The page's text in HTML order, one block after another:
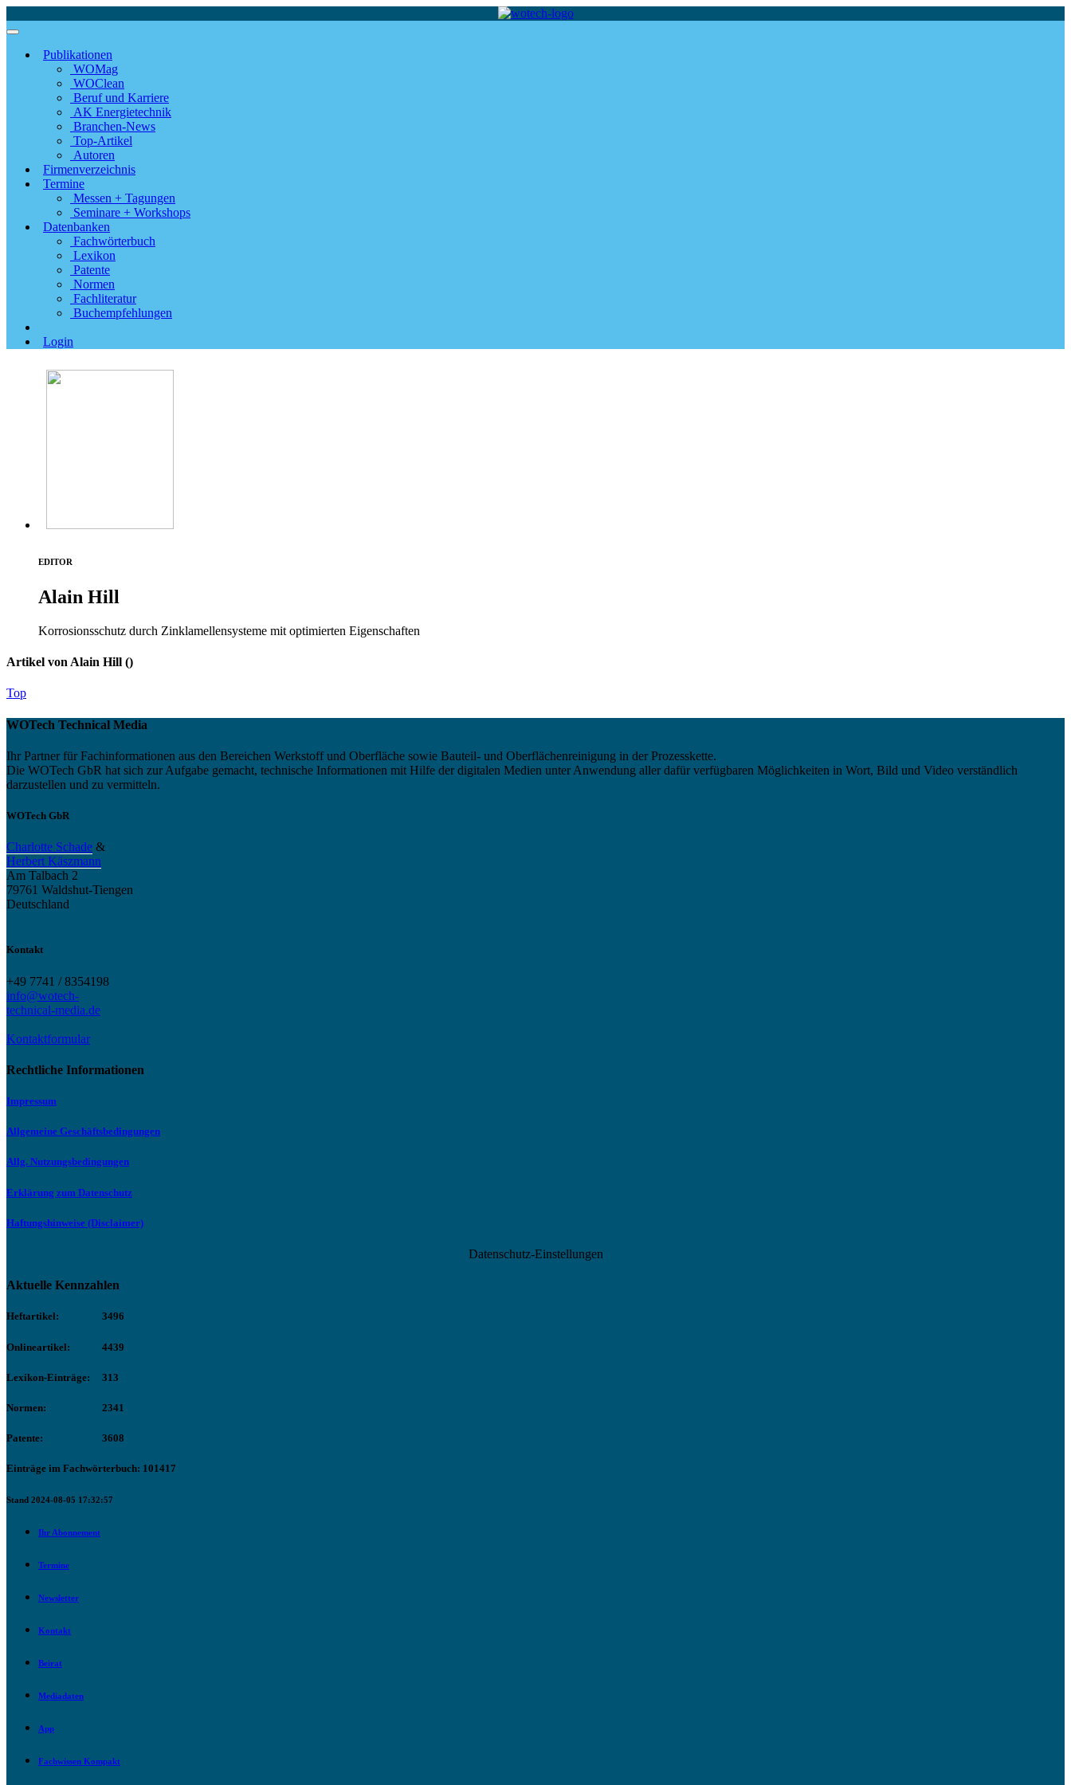
Publikationen
WOMag
WOClean
Beruf und Karriere
AK Energietechnik
Branchen-News
Top-Artikel
Autoren
Firmenverzeichnis
Termine
Messen + Tagungen
Seminare + Workshops
Datenbanken
Fachwörterbuch
Lexikon
Patente
Normen
Fachliteratur
Buchempfehlungen
Login
EDITOR
Alain Hill
Korrosionsschutz durch Zinklamellensysteme mit optimierten Eigenschaften
Artikel von Alain Hill ()
Top
WOTech Technical Media
Ihr Partner für Fachinformationen aus den Bereichen Werkstoff und Oberfläche sowie Bauteil- und Oberflächenreinigung in der Prozesskette.
Die WOTech GbR hat sich zur Aufgabe gemacht, technische Informationen mit Hilfe der digitalen Medien unter Anwendung aller dafür verfügbaren Möglichkeiten in Wort, Bild und Video verständlich
darzustellen und zu vermitteln.
WOTech GbR
Charlotte Schade &
Herbert Käszmann
Am Talbach 2
79761 Waldshut-Tiengen
Deutschland
Kontakt
+49 7741 / 8354198
info@wotech-
technical-media.de
Kontaktformular
Rechtliche Informationen
Impressum
Allgemeine Geschäftsbedingungen
Allg. Nutzungsbedingungen
Erklärung zum Datenschutz
Haftungshinweise (Disclaimer)
Datenschutz-Einstellungen
Aktuelle Kennzahlen
Heftartikel: 3496
Onlineartikel: 4439
Lexikon-Einträge: 313
Normen: 2341
Patente: 3608
Einträge im Fachwörterbuch: 101417
Stand 2024-08-05 17:32:57
Ihr Abonnement
Termine
Newsletter
Kontakt
Beirat
Mediadaten
App
Fachwissen Kompakt